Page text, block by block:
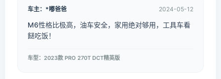
车主：*嘟爸爸 2024-05-12
M6性格比极高，油车安全，家用绝对够用，工具车看
餸吃饭！
车型：2023款 PRO 270T DCT精英版